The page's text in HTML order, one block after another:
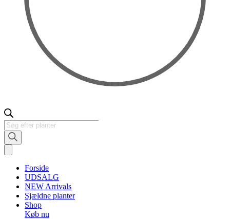
Products
search
Forside
UDSALG
NEW Arrivals
Sjældne planter
Shop
Køb nu